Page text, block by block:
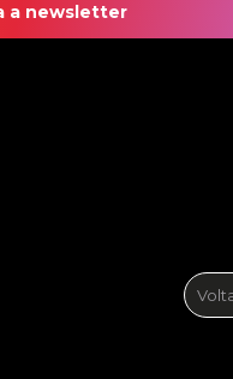
a newsletter